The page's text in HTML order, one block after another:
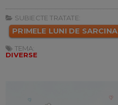
SUBIECTE TRATATE:
PRIMELE LUNI DE SARCINA
TEMA:
DIVERSE